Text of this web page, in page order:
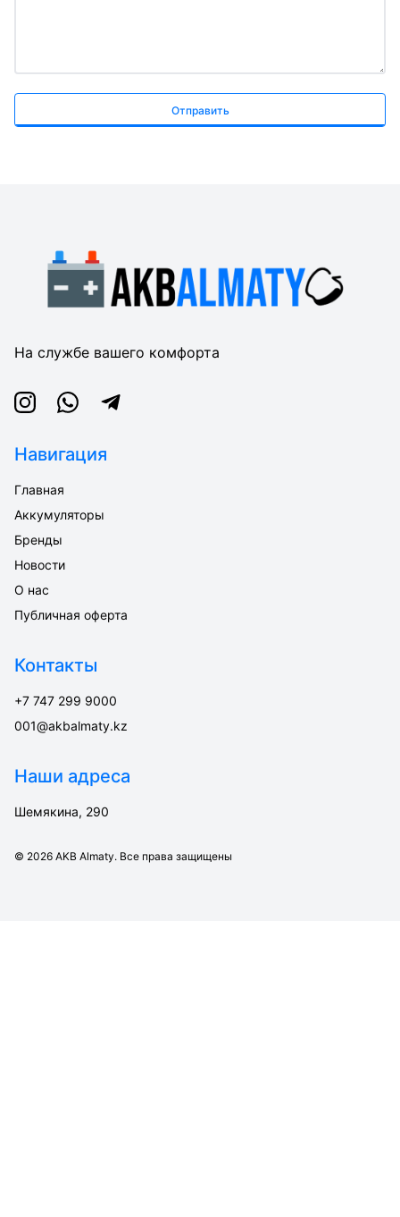
Отправить
На службе вашего комфорта
InstagramWhatsappTelegram
Навигация
Главная
Аккумуляторы
Бренды
Новости
О нас
Публичная оферта
Контакты
+7 747 299 9000
001@akbalmaty.kz
Наши адреса
Шемякина, 290
© 2026 AKB Almaty. Все права защищены